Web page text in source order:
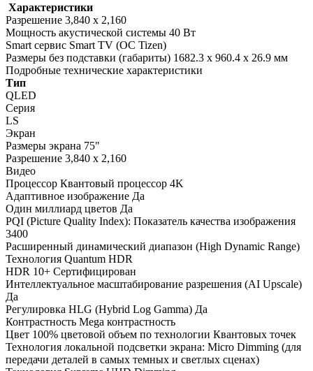
Характеристики
Разрешение 3,840 x 2,160
Мощность акустической системы 40 Вт
Smart сервис Smart TV (ОС Tizen)
Размеры без подставки (габариты) 1682.3 x 960.4 x 26.9 мм
Подробные технические характеристики
Тип
QLED
Серия
LS
Экран
Размеры экрана 75"
Разрешение 3,840 x 2,160
Видео
Процессор Квантовый процессор 4K
Адаптивное изображение Да
Один миллиард цветов Да
PQI (Picture Quality Index): Показатель качества изображения
3400
Расширенный динамический диапазон (High Dynamic Range)
Технология Quantum HDR
HDR 10+ Сертифицирован
Интеллектуальное масштабирование разрешения (AI Upscale)
Да
Регулировка HLG (Hybrid Log Gamma) Да
Контрастность Mega контрастность
Цвет 100% цветовой объем по технологии Квантовых точек
Технология локальной подсветки экрана: Micro Dimming (для
передачи деталей в самых темных и светлых сценах)